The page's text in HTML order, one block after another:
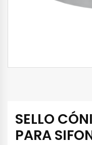
SELLO
PARA